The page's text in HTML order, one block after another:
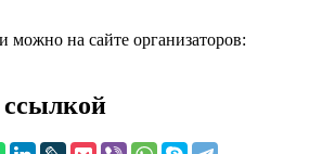
можно на сайте организаторов: